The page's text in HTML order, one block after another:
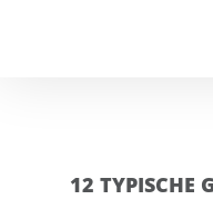
12 TYPISCHE